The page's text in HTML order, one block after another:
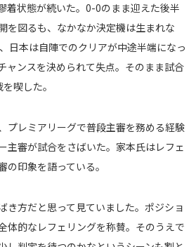
着状態が続いた。0-0のまま迎えた後半
を図るも、なかなか決定機は生まれな
日本は自陣でのクリアが中途半端になっ
ャンスを決められて失点。そのまま試合
喫した。
プレミアリーグで普段主審を務める経験
主審が試合をさばいた。家本氏はレフェ
の印象を語っている。
き方だと思って見ていました。ポジショ
体的なレフェリングを称賛。そのうえで